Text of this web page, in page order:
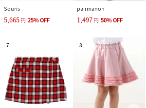
Souris
5,665円 25%OFF
pairmanon
1,497円 50%OFF
7 8